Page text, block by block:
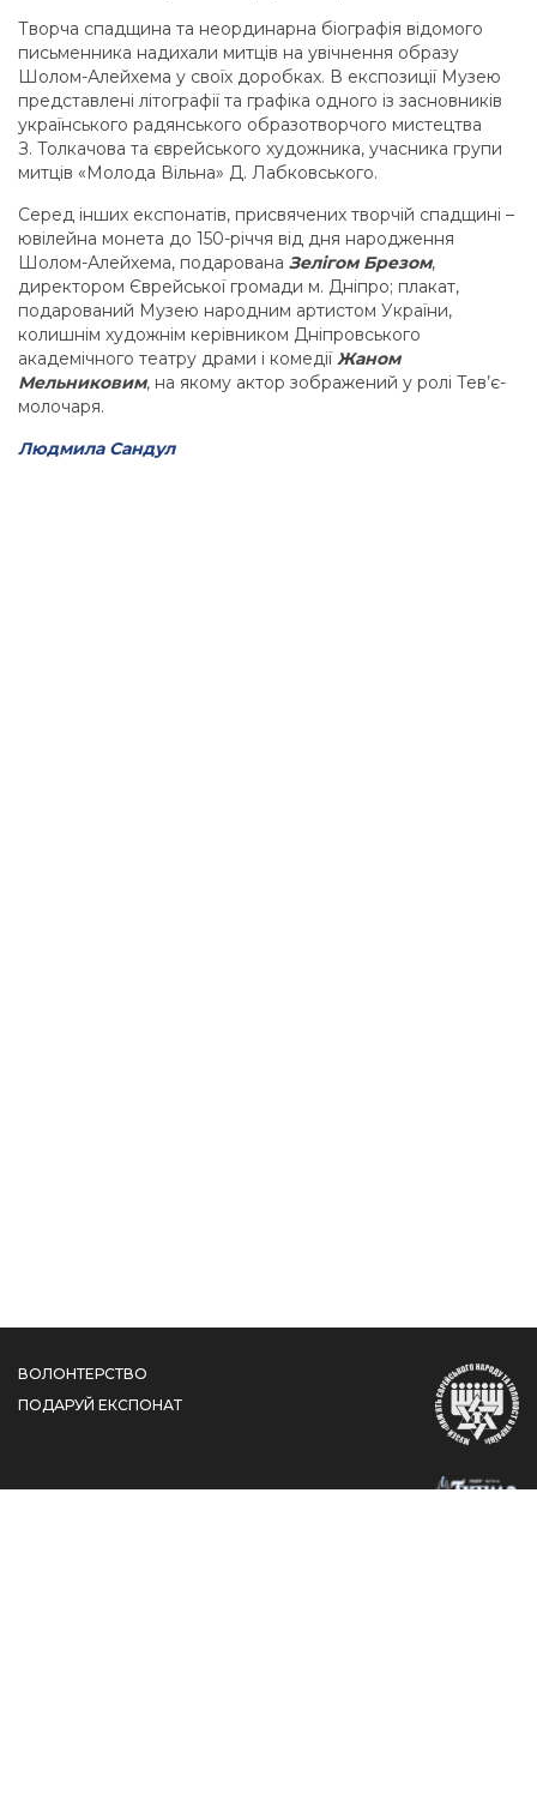
Творча спадщина та неординарна біографія відомого
письменника надихали митців на увічнення образу
Шолом-Алейхема у своїх доробках. В експозиції Музею
представлені літографії та графіка одного із засновників
українського радянського образотворчого мистецтва
З. Толкачова та єврейського художника, учасника групи
митців «Молода Вільна» Д. Лабковського.
Серед інших експонатів, присвячених творчій спадщині –
ювілейна монета до 150-річчя від дня народження
Шолом-Алейхема, подарована Зелігом Брезом,
директором Єврейської громади м. Дніпро; плакат,
подарований Музею народним артистом України,
колишнім художнім керівником Дніпровського
академічного театру драми і комедіїЖаном
Мельниковим, на якому актор зображений у ролі Тев’є-
молочаря.
Людмила Сандул
ВОЛОНТЕРСТВО
ПОДАРУЙ ЕКСПОНАТ